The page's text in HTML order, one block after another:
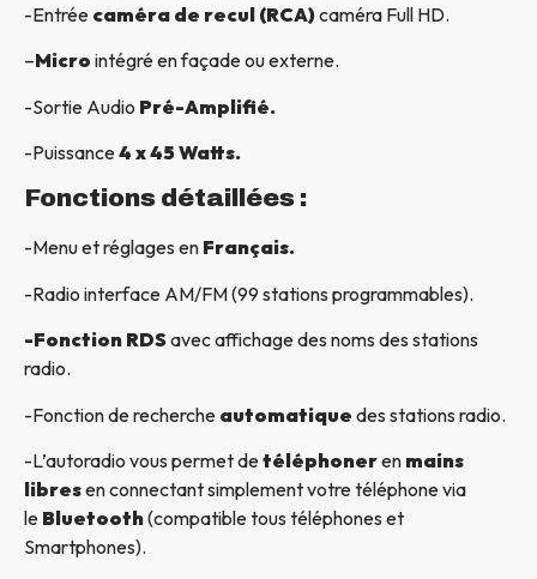
-Entrée caméra de recul (RCA)caméra Full HD.
–Micro intégré en façade ou externe.
-Sortie Audio Pré-Amplifié.
-Puissance4 x 45 Watts.
Fonctions détaillées :
-Menu et réglages en Français.
-Radio interface AM/FM (99 stations programmables).
-Fonction RDSavec affichage des noms des stations
radio.
-Fonction de recherche automatique des stations radio.
-L’autoradio vous permet detéléphoneren mains
libresen connectant simplement votre téléphone via
le Bluetooth(compatible tous téléphones et
Smartphones).